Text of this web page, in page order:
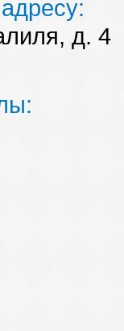
д. 4